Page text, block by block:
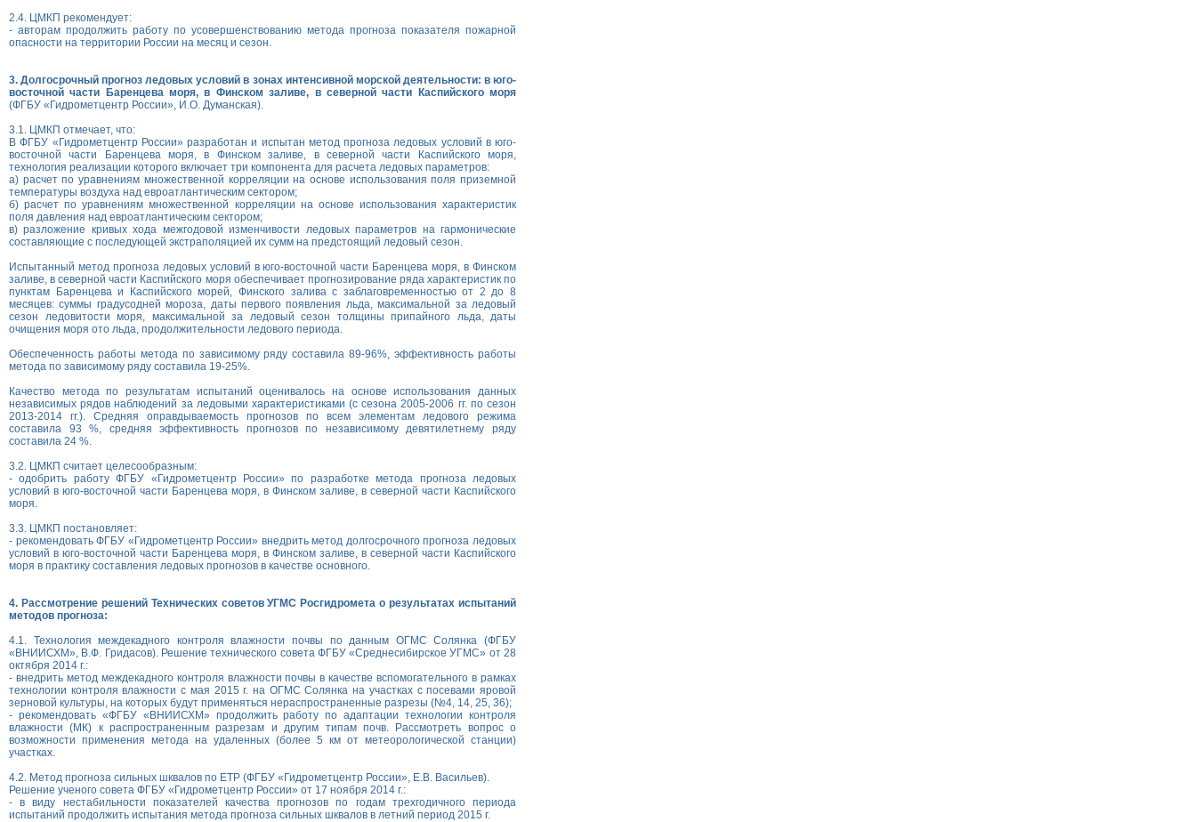
2.4. ЦМКП рекомендует:
- авторам продолжить работу по усовершенствованию метода прогноза показателя пожарной
опасности на территории России на месяц и сезон.
3. Долгосрочный прогноз ледовых условий в зонах интенсивной морской деятельности: в юго-
восточной части Баренцева моря, в Финском заливе, в северной части Каспийского моря
(ФГБУ «Гидрометцентр России», И.О. Думанская).
3.1. ЦМКП отмечает, что:
В ФГБУ «Гидрометцентр России» разработан и испытан метод прогноза ледовых условий в юго-
восточной части Баренцева моря, в Финском заливе, в северной части Каспийского моря,
технология реализации которого включает три компонента для расчета ледовых параметров:
а) расчет по уравнениям множественной корреляции на основе использования поля приземной
температуры воздуха над евроатлантическим сектором;
б) расчет по уравнениям множественной корреляции на основе использования характеристик
поля давления над евроатлантическим сектором;
в) разложение кривых хода межгодовой изменчивости ледовых параметров на гармонические
составляющие с последующей экстраполяцией их сумм на предстоящий ледовый сезон.
Испытанный метод прогноза ледовых условий в юго-восточной части Баренцева моря, в Финском
заливе, в северной части Каспийского моря обеспечивает прогнозирование ряда характеристик по
пунктам Баренцева и Каспийского морей, Финского залива с заблаговременностью от 2 до 8
месяцев: суммы градусодней мороза, даты первого появления льда, максимальной за ледовый
сезон ледовитости моря, максимальной за ледовый сезон толщины припайного льда, даты
очищения моря ото льда, продолжительности ледового периода.
Обеспеченность работы метода по зависимому ряду составила 89-96%, эффективность работы
метода по зависимому ряду составила 19-25%.
Качество метода по результатам испытаний оценивалось на основе использования данных
независимых рядов наблюдений за ледовыми характеристиками (с сезона 2005-2006 гг. по сезон
2013-2014 гг.). Средняя оправдываемость прогнозов по всем элементам ледового режима
составила 93 %, средняя эффективность прогнозов по независимому девятилетнему ряду
составила 24 %.
3.2. ЦМКП считает целесообразным:
- одобрить работу ФГБУ «Гидрометцентр России» по разработке метода прогноза ледовых
условий в юго-восточной части Баренцева моря, в Финском заливе, в северной части Каспийского
моря.
3.3. ЦМКП постановляет:
- рекомендовать ФГБУ «Гидрометцентр России» внедрить метод долгосрочного прогноза ледовых
условий в юго-восточной части Баренцева моря, в Финском заливе, в северной части Каспийского
моря в практику составления ледовых прогнозов в качестве основного.
4. Рассмотрение решений Технических советов УГМС Росгидромета о результатах испытаний
методов прогноза:
4.1. Технология междекадного контроля влажности почвы по данным ОГМС Солянка (ФГБУ
«ВНИИСХМ», В.Ф. Гридасов). Решение технического совета ФГБУ «Среднесибирское УГМС» от 28
октября 2014 г.:
- внедрить метод междекадного контроля влажности почвы в качестве вспомогательного в рамках
технологии контроля влажности с мая 2015 г. на ОГМС Солянка на участках с посевами яровой
зерновой культуры, на которых будут применяться нераспространенные разрезы (№4, 14, 25, 36);
- рекомендовать «ФГБУ «ВНИИСХМ» продолжить работу по адаптации технологии контроля
влажности (МК) к распространенным разрезам и другим типам почв. Рассмотреть вопрос о
возможности применения метода на удаленных (более 5 км от метеорологической станции)
участках.
4.2. Метод прогноза сильных шквалов по ЕТР (ФГБУ «Гидрометцентр России», Е.В. Васильев).
Решение ученого совета ФГБУ «Гидрометцентр России» от 17 ноября 2014 г.:
- в виду нестабильности показателей качества прогнозов по годам трехгодичного периода
испытаний продолжить испытания метода прогноза сильных шквалов в летний период 2015 г.